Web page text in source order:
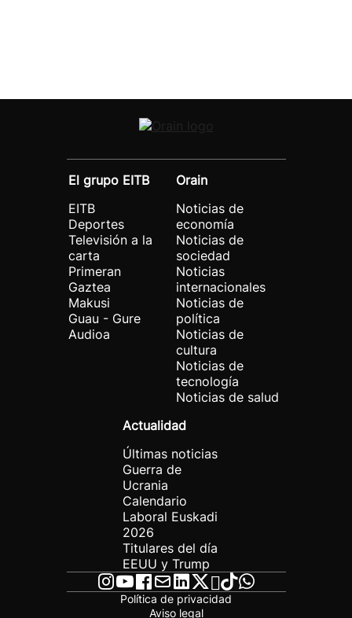
El grupo EITB
EITB
Deportes
Televisión a la
carta
Primeran
Gaztea
Makusi
Guau - Gure
Audioa
Orain
Noticias de
economía
Noticias de
sociedad
Noticias
internacionales
Noticias de
política
Noticias de
cultura
Noticias de
tecnología
Noticias de salud
Actualidad
Últimas noticias
Guerra de
Ucrania
Calendario
Laboral Euskadi
2026
Titulares del día
EEUU y Trump
Política de privacidad
Aviso legal